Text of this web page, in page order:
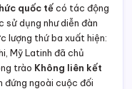
quốc tếcó tác động
sử dụng như diễn đàn
lượng thứ ba xuất hiện:
Mỹ Latinh đã chủ
trào Không liên kết
đứng ngoài cuộc đối